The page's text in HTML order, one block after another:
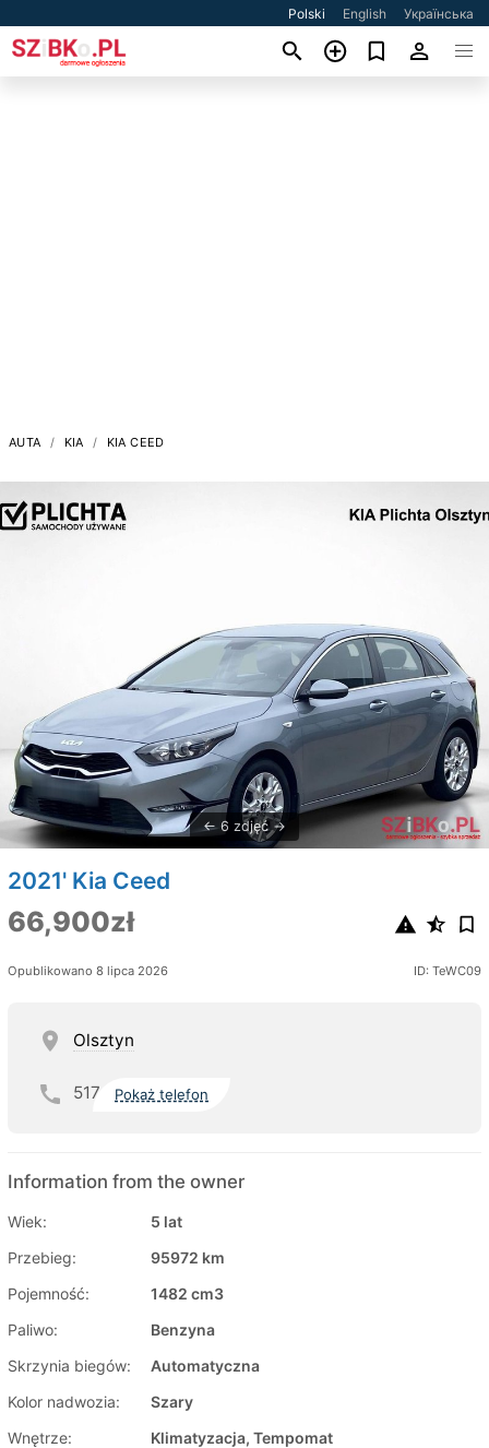
Polski English Українська
AUTA KIA KIA CEED
6 zdjęć
2021' Kia Ceed
66,900zł
Opublikowano 8 lipca 2026 ID: TeWC09
Olsztyn
517 Pokaż telefon
Information from the owner
Wiek:
5 lat
Przebieg:
95972 km
Pojemność:
1482 cm3
Paliwo:
Benzyna
Skrzynia biegów:
Automatyczna
Kolor nadwozia:
Szary
Wnętrze:
Klimatyzacja, Tempomat